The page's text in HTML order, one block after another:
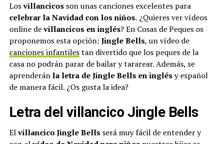
Losvillancicos son unas canciones excelentes para
celebrar la Navidad con los niños.¿Quieres ver vídeos
online devillancicos en inglés? En Cosas de Peques os
proponemos esta opción: Jingle Bells, un vídeo de
canciones infantilestan divertido que los peques de la
casa no podrán parar de bailar y tararear. Además, se
aprenderán la letra de Jingle Bells en inglésy español
de manera fácil. ¿Os gusta la idea?
Letra del villancico Jingle Bells
Elvillancico Jingle Bellsserá muy fácil de entender y